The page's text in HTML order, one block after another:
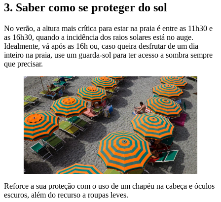
3. Saber como se proteger do sol
No verão, a altura mais crítica para estar na praia é entre as 11h30 e
as 16h30, quando a incidência dos raios solares está no auge.
Idealmente, vá após as 16h ou, caso queira desfrutar de um dia
inteiro na praia, use um guarda-sol para ter acesso a sombra sempre
que precisar.
Reforce a sua proteção com o uso de um chapéu na cabeça e óculos
escuros, além do recurso a roupas leves.